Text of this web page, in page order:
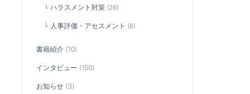
ハラスメント対策 (26)
人事評価・アセスメント (8)
書籍紹介 (10)
インタビュー (150)
お知らせ (3)